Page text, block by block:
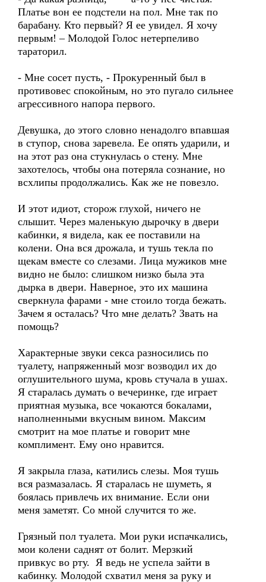
Платье вон ее подстели на пол. Мне так по
барабану. Кто первый? Я ее увидел. Я хочу
первым! – Молодой Голос нетерпеливо
тараторил.
- Мне сосет пусть, - Прокуренный был в
противовес спокойным, но это пугало сильнее
агрессивного напора первого.
Девушка, до этого словно ненадолго впавшая
в ступор, снова заревела. Ее опять ударили, и
на этот раз она стукнулась о стену. Мне
захотелось, чтобы она потеряла сознание, но
всхлипы продолжались. Как же не повезло.
И этот идиот, сторож глухой, ничего не
слышит. Через маленькую дырочку в двери
кабинки, я видела, как ее поставили на
колени. Она вся дрожала, и тушь текла по
щекам вместе со слезами. Лица мужиков мне
видно не было: слишком низко была эта
дырка в двери. Наверное, это их машина
сверкнула фарами - мне стоило тогда бежать.
Зачем я осталась? Что мне делать? Звать на
помощь?
Характерные звуки секса разносились по
туалету, напряженный мозг возводил их до
оглушительного шума, кровь стучала в ушах.
Я старалась думать о вечеринке, где играет
приятная музыка, все чокаются бокалами,
наполненными вкусным вином. Максим
смотрит на мое платье и говорит мне
комплимент. Ему оно нравится.
Я закрыла глаза, катились слезы. Моя тушь
вся размазалась. Я старалась не шуметь, я
боялась привлечь их внимание. Если они
меня заметят. Со мной случится то же.
Грязный пол туалета. Мои руки испачкались,
мои колени саднят от болит. Мерзкий
привкус во рту. Я ведь не успела зайти в
кабинку. Молодой схватил меня за руку и